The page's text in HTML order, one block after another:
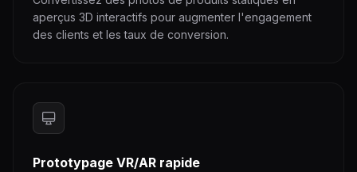
aperçus 3D interactifs pour augmenter l'engagement
des clients et les taux de conversion.
Prototypage VR/AR rapide